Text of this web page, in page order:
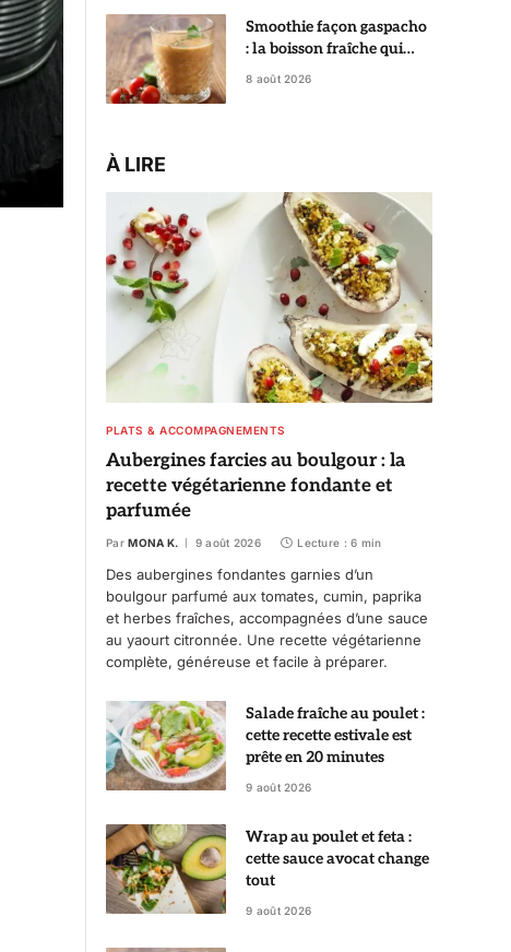
Smoothie façon gaspacho
: la boisson fraîche qui
change du gaspacho
8 août 2026
À LIRE
PLATS & ACCOMPAGNEMENTS
Aubergines farcies au boulgour : la
recette végétarienne fondante et
parfumée
Par MONA K. 9 août 2026 Lecture : 6 min
Des aubergines fondantes garnies d’un
boulgour parfumé aux tomates, cumin, paprika
et herbes fraîches, accompagnées d’une sauce
au yaourt citronnée. Une recette végétarienne
complète, généreuse et facile à préparer.
Salade fraîche au poulet :
cette recette estivale est
prête en 20 minutes
9 août 2026
Wrap au poulet et feta :
cette sauce avocat change
tout
9 août 2026